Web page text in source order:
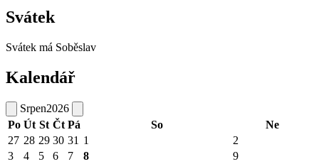
Svátek
Svátek má Soběslav
Kalendář
Srpen2026
Po Út St Čt Pá So
Ne
27 28 29 30 31 1
2
3
4 5 6 7 8 9